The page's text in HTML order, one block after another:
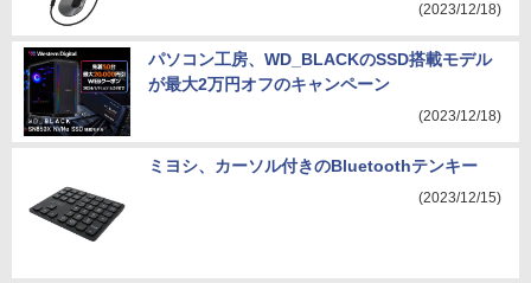
(2023/12/18)
パソコン工房、WD_BLACKのSSD搭載モデル
が最大2万円オフのキャンペーン
(2023/12/18)
ミヨシ、カーソル付きのBluetoothテンキー
(2023/12/15)